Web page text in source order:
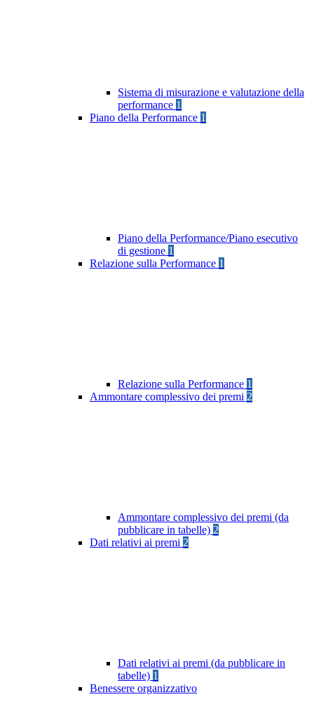
Sistema di misurazione e valutazione della
performance 1
Piano della Performance 1
Piano della Performance/Piano esecutivo
di gestione 1
Relazione sulla Performance 1
Relazione sulla Performance 1
Ammontare complessivo dei premi 2
Ammontare complessivo dei premi (da
pubblicare in tabelle) 2
Dati relativi ai premi 2
Dati relativi ai premi (da pubblicare in
tabelle) 1
Benessere organizzativo